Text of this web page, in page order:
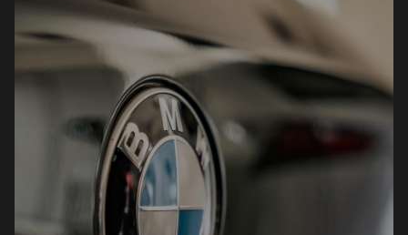
VACATURES 2
Lorem ipsum dolor sit amet, consectetuer
adipiscing elit. Aenean commodo ligula eget dolor.
Aenean massa. Cum sociis natoque penatibus et
magnis dis parturient montes, nascetur ridiculus
mus. Donec quam felis, ultricies nec, pellentesque
eu, pretium quis, sem. Nulla consequat mas. Donec